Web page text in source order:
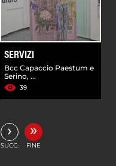
SERVIZI
Bcc Capaccio Paestum e
Serino, ...
39
›
SUCC.
»
FINE